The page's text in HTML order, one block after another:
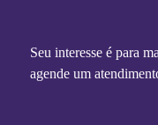
Seu interesse é para
agende um